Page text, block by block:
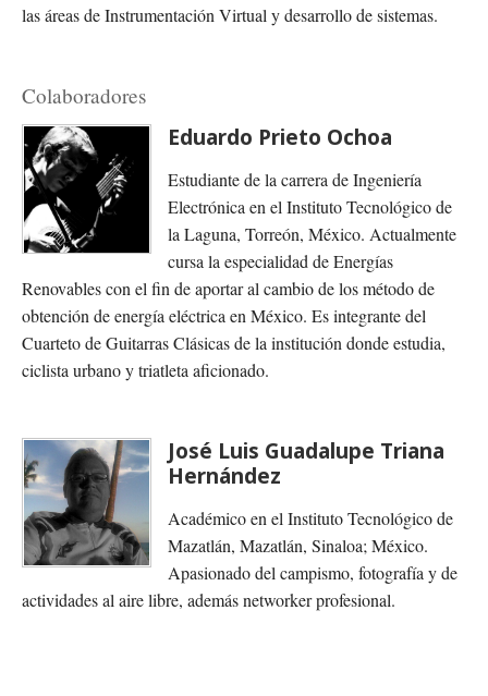
las áreas de Instrumentación Virtual y desarrollo de sistemas.
Colaboradores
Eduardo Prieto Ochoa
Estudiante de la carrera de Ingeniería
Electrónica en el Instituto Tecnológico de
la Laguna, Torreón, México. Actualmente
cursa la especialidad de Energías
Renovables con el fin de aportar al cambio de los método de
obtención de energía eléctrica en México. Es integrante del
Cuarteto de Guitarras Clásicas de la institución donde estudia,
ciclista urbano y triatleta aficionado.
José Luis Guadalupe Triana
Hernández
Académico en el Instituto Tecnológico de
Mazatlán, Mazatlán, Sinaloa; México.
Apasionado del campismo, fotografía y de
actividades al aire libre, además networker profesional.